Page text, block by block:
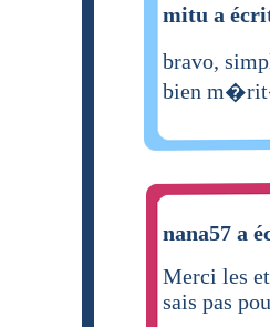
mitu a
bravo,
bien
nana57 a
Merci les
sais pas